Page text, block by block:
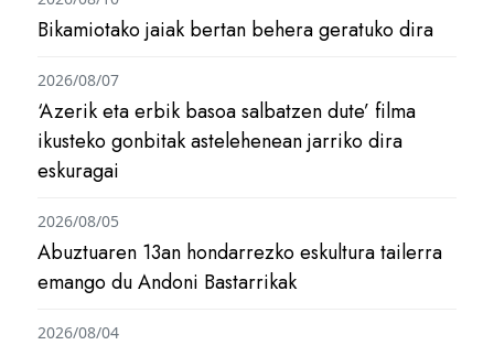
Bikamiotako jaiak bertan behera geratuko dira
‘Azerik eta erbik basoa salbatzen dute’ filma
ikusteko gonbitak astelehenean jarriko dira
eskuragai
2026/08/07
Abuztuaren 13an hondarrezko eskultura tailerra
emango du Andoni Bastarrikak
2026/08/05
2026/08/04